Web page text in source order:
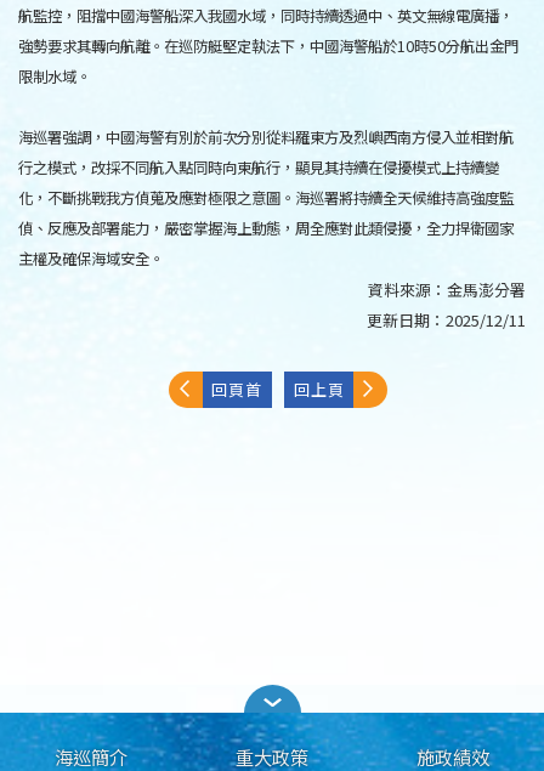
航監控，阻擋中國海警船深入我國水域，同時持續透過中、英文無線電廣播，
強勢要求其轉向航離。在巡防艇堅定執法下，中國海警船於10時50分航出金門
限制水域。
海巡署強調，中國海警有別於前次分別從料羅東方及烈嶼西南方侵入並相對航
行之模式，改採不同航入點同時向東航行，顯見其持續在侵擾模式上持續變
化，不斷挑戰我方偵蒐及應對極限之意圖。海巡署將持續全天候維持高強度監
偵、反應及部署能力，嚴密掌握海上動態，周全應對此類侵擾，全力捍衛國家
主權及確保海域安全。
資料來源： 金馬澎分署
更新日期： 2025/12/11
回頁首 回上頁
海巡簡介 重大政策 施政績效